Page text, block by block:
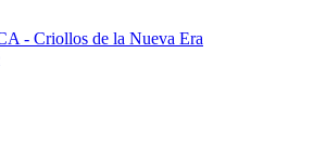
- Criollos de la Nueva Era